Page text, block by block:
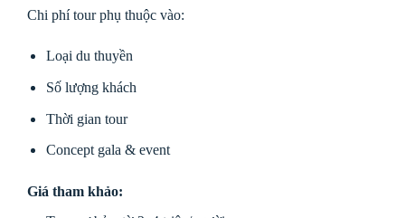
Chi phí tour phụ thuộc vào:
Loại du thuyền
Số lượng khách
Thời gian tour
Concept gala & event
Giá tham khảo: